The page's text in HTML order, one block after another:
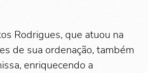
Rodrigues, que atuou na
de sua ordenação, também
enriquecendo a